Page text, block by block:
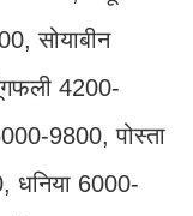
सोयाबीन
4200-
9800, पोस्ता
धनिया 6000-